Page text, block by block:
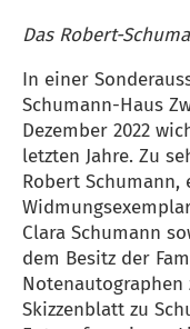
Das Robert-
In einer
Schumann-Haus
Dezember 2022
letzten Jahre. Zu
Robert
Clara Schumann
dem Besitz der
Skizzenblatt zu